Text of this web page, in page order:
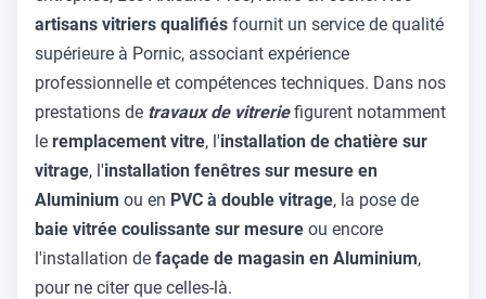
artisans vitriers qualifiés fournit un service de qualité
supérieure à Pornic, associant expérience
professionnelle et compétences techniques. Dans nos
prestations de travaux de vitreriefigurent notamment
le remplacement vitre, l'installation de chatière sur
vitrage, l'installation fenêtres sur mesure en
Aluminium ou en PVC à double vitrage, la pose de
baie vitrée coulissante sur mesure ou encore
l'installation de façade de magasin en Aluminium,
pour ne citer que celles-là.